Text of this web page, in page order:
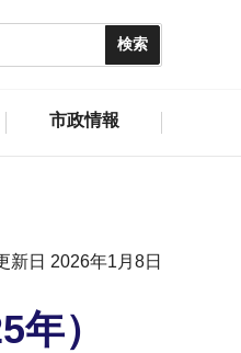
市政情報
新日 2026年1月8日
）